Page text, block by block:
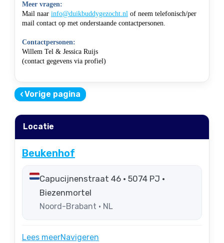
Meer vragen:
Mail naar info@duikbuddygezocht.nlof neem telefonisch/per
mail contact op met onderstaande contactpersonen.
Contactpersonen:
Willem Tel & Jessica Ruijs
(contact gegevens via profiel)
‹Vorige pagina
Locatie
Beukenhof
Capucijnenstraat 46 • 5074 PJ •
Biezenmortel
Noord-Brabant • NL
Lees meerNavigeren